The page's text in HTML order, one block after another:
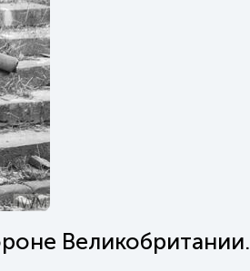
Великобритании.